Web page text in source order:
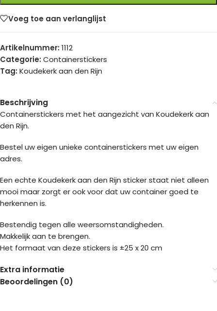
Voeg toe aan verlanglijst
Artikelnummer: 1112
Categorie: Containerstickers
Tag: Koudekerk aan den Rijn
Beschrijving
Containerstickers met het aangezicht van Koudekerk aan
den Rijn.
Bestel uw eigen unieke containerstickers met uw eigen
adres.
Een echte Koudekerk aan den Rijn sticker staat niet alleen
mooi maar zorgt er ook voor dat uw container goed te
herkennen is.
Bestendig tegen alle weersomstandigheden.
Makkelijk aan te brengen.
Het formaat van deze stickers is ±25 x 20 cm
Extra informatie
Beoordelingen (0)